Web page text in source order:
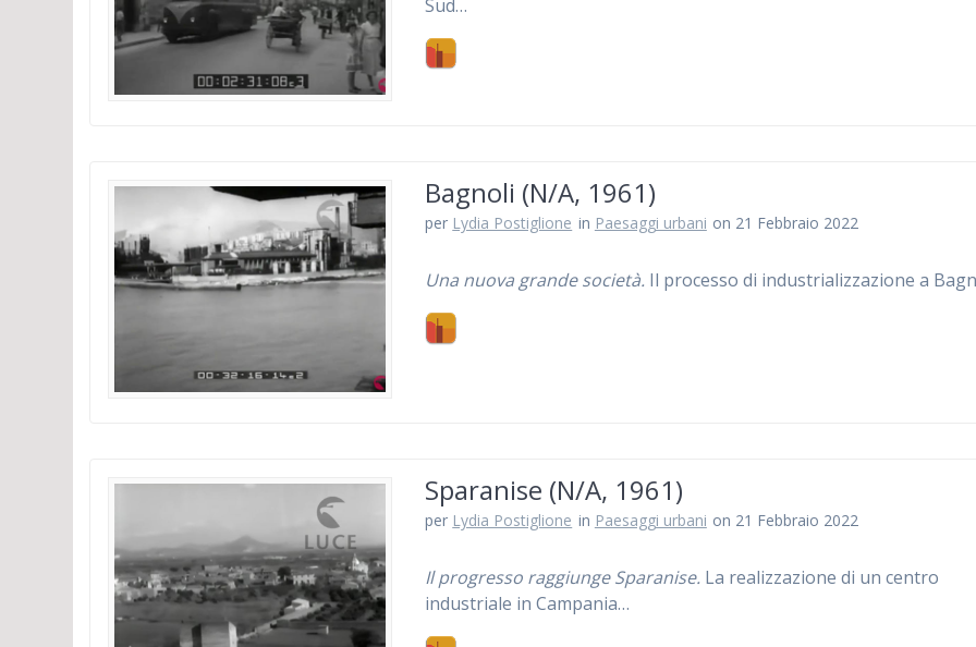
Sud…
Bagnoli (N/A, 1961)
per Lydia Postiglione in Paesaggi urbani on 21 Febbraio 2022
Una nuova grande società. Il processo di industrializzazione a
Sparanise (N/A, 1961)
per Lydia Postiglione in Paesaggi urbani on 21 Febbraio 2022
Il progresso raggiunge Sparanise. La realizzazione di un centro
industriale in Campania…